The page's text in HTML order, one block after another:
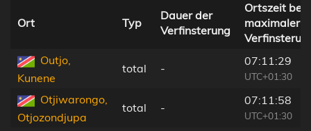
Ort Typ
Dauer der
Verfinsterung
Ortszeit bei
maximaler
Outjo,
Kunene
total -
07:11:29
UTC+01:30
Otjiwarongo,
Otjozondjupa
total -
07:11:58
UTC+01:30